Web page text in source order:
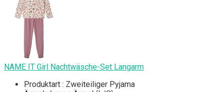
NAME IT Girl Nachtwäsche-Set Langarm
Produktart : Zweiteiliger Pyjama